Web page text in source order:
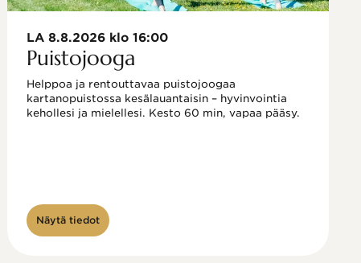
LA 8.8.2026 klo 16:00
Puistojooga
Helppoa ja rentouttavaa puistojoogaa
kartanopuistossa kesälauantaisin – hyvinvointia
kehollesi ja mielellesi. Kesto 60 min, vapaa pääsy.
Näytä tiedot